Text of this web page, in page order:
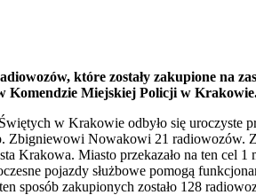
które zostały zakupione na
Komendzie Miejskiej Policji w
w Krakowie odbyło się uroczyste
Nowakowi 21 radiowozów.
Krakowa. Miasto przekazało na ten cel
pojazdy służbowe pomogą
sposób zakupionych zostało 128